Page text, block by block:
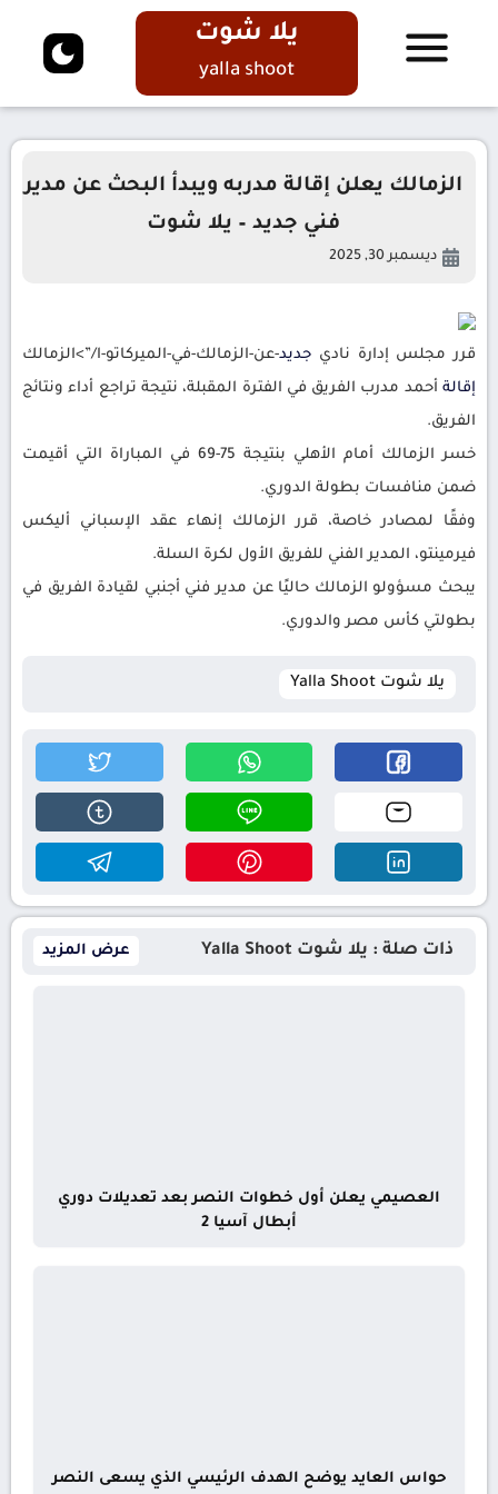
يلا شوت
yalla shoot
الزمالك يعلن إقالة مدربه ويبدأ البحث عن مدير
فني جديد – يلا شوت
ديسمبر 30, 2025
قرر مجلس إدارة نادي جديد-عن-الزمالك-في-الميركاتو-ا/”>الزمالك
إقالة أحمد مدرب الفريق في الفترة المقبلة، نتيجة تراجع أداء ونتائج
الفريق.
خسر الزمالك أمام الأهلي بنتيجة 75-69 في المباراة التي أقيمت
ضمن منافسات بطولة الدوري.
وفقًا لمصادر خاصة، قرر الزمالك إنهاء عقد الإسباني أليكس
فيرمينتو، المدير الفني للفريق الأول لكرة السلة.
يبحث مسؤولو الزمالك حاليًا عن مدير فني أجنبي لقيادة الفريق في
بطولتي كأس مصر والدوري.
يلا شوت Yalla Shoot
ذات صلة : يلا شوت Yalla Shoot عرض المزيد
العصيمي يعلن أول خطوات النصر بعد تعديلات دوري
أبطال آسيا 2
حواس العايد يوضح الهدف الرئيسي الذي يسعى النصر